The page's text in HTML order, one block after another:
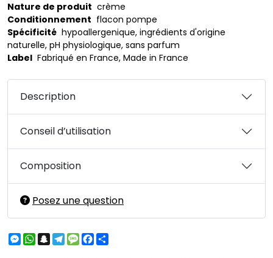
Nature de produit crème
Conditionnement flacon pompe
Spécificité hypoallergenique, ingrédients d'origine
naturelle, pH physiologique, sans parfum
Label Fabriqué en France, Made in France
Description
Conseil d’utilisation
Composition
Posez une question
Messenger
WhatsApp
Snapchat
Telegram
MessageFacebook